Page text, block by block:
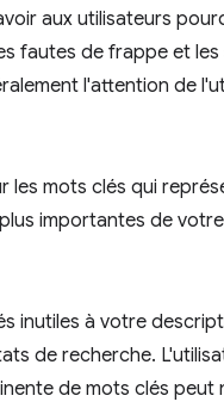
aux utilisateurs
fautes de frappe et les
l'attention de
les mots clés qui
importantes de
inutiles à votre
de recherche.
de mots clés peut